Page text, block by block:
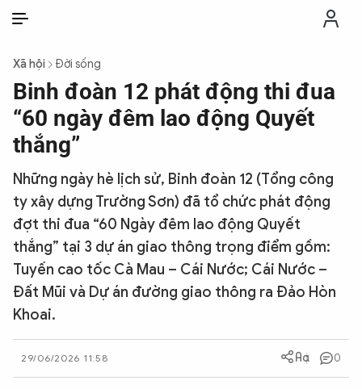
THỜI SỰ
CHỐNG DIỄN BIẾN HÒA BÌNH
CÔNG AN TRONG LÒNG DÂN
XÃ HỘI
PHÁP LUẬT
QUỐC TẾ
Xã hội Đời sống
Binh đoàn 12 phát động thi đua
“60 ngày đêm lao động Quyết
thắng”
Những ngày hè lịch sử, Binh đoàn 12 (Tổng công
ty xây dựng Trường Sơn) đã tổ chức phát động
đợt thi đua “60 Ngày đêm lao động Quyết
thắng” tại 3 dự án giao thông trọng điểm gồm:
Tuyến cao tốc Cà Mau – Cái Nước; Cái Nước –
Đất Mũi và Dự án đường giao thông ra Đảo Hòn
Khoai.
29/06/2026 11:58 0